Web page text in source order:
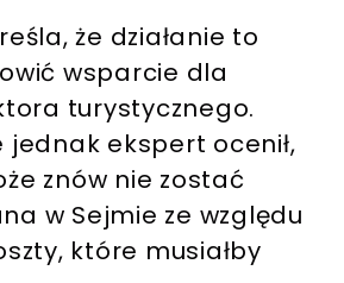
że działanie to
wsparcie dla
turystycznego.
jednak ekspert ocenił,
znów nie zostać
w Sejmie ze względu
które musiałby